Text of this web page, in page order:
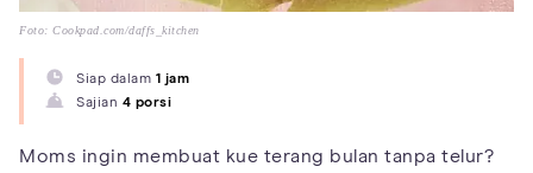
Foto: Cookpad.com/daffs_kitchen
Siap dalam 1 jam
Sajian 4 porsi
Moms ingin membuat kue terang bulan tanpa telur?